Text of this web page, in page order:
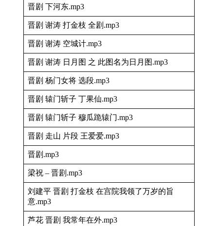
晋剧 下河东.mp3
晋剧 谢涛 打金枝 全剧.mp3
晋剧 谢涛 空城计.mp3
晋剧 谢涛 日月图 之 此图名为日月图.mp3
晋剧 杨门女将 选段.mp3
晋剧 辕门斩子 丁果仙.mp3
晋剧 辕门斩子 穆瓜跪辕门.mp3
晋剧 走山 片段 王爱爱.mp3
晋剧.mp3
梁祝 – 晋剧.mp3
刘建平 晋剧 打金枝 在宫院我领了万岁的旨
意.mp3
芦花 晋剧 我常年在外.mp3